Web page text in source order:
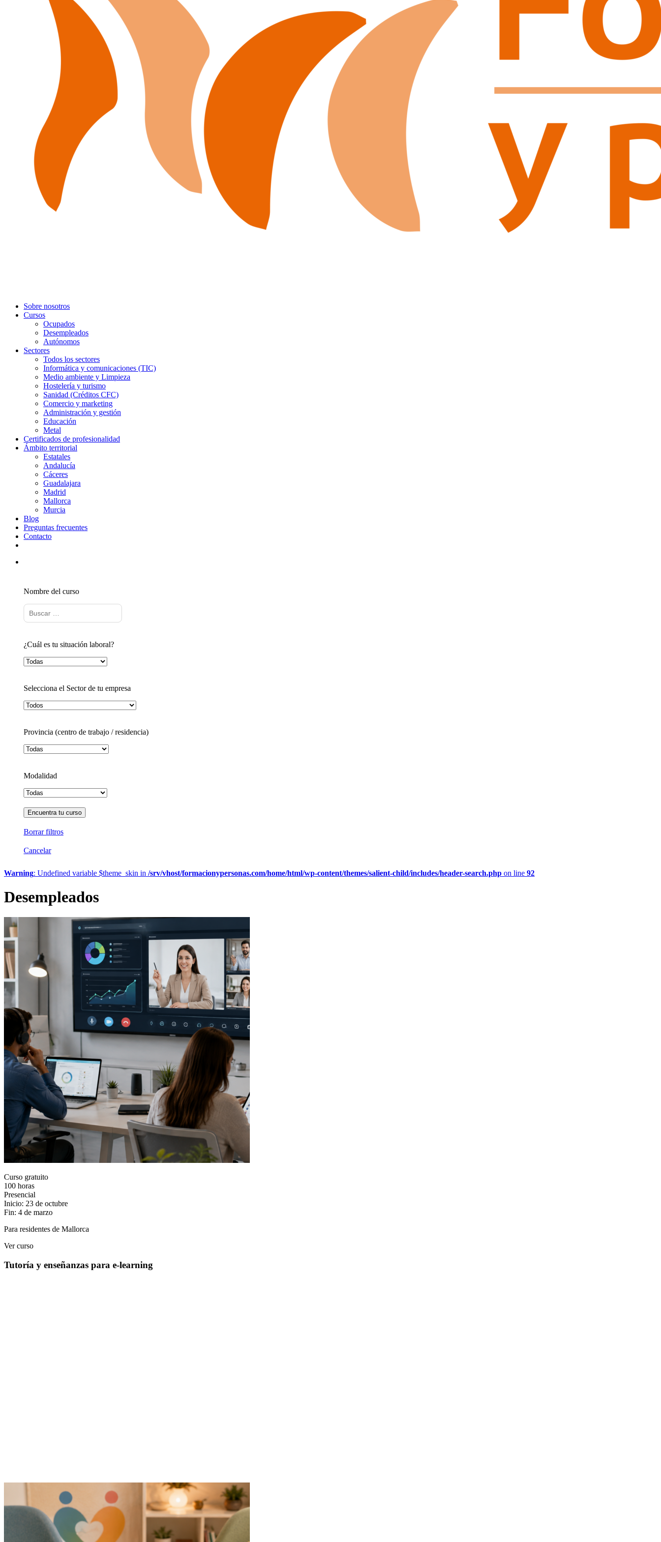
Sobre nosotros
Cursos
Ocupados
Desempleados
Autónomos
Sectores
Todos los sectores
Informática y comunicaciones (TIC)
Medio ambiente y Limpieza
Hostelería y turismo
Sanidad (Créditos CFC)
Comercio y marketing
Administración y gestión
Educación
Metal
Certificados de profesionalidad
Ámbito territorial
Estatales
Andalucía
Cáceres
Guadalajara
Madrid
Mallorca
Murcia
Blog
Preguntas frecuentes
Contacto
Nombre del curso
¿Cuál es tu situación laboral?
Selecciona el Sector de tu empresa
Provincia (centro de trabajo / residencia)
Modalidad
Borrar filtros
Cancelar
Warning: Undefined variable $theme_skin in /srv/vhost/formacionypersonas.com/home/html/wp-content/themes/salient-child/includes/header-search.php on line 92
Desempleados
Curso gratuito
100 horas
Presencial
Inicio: 23 de octubre
Fin: 4 de marzo
Para residentes de Mallorca
Ver curso
Tutoría y enseñanzas para e-learning